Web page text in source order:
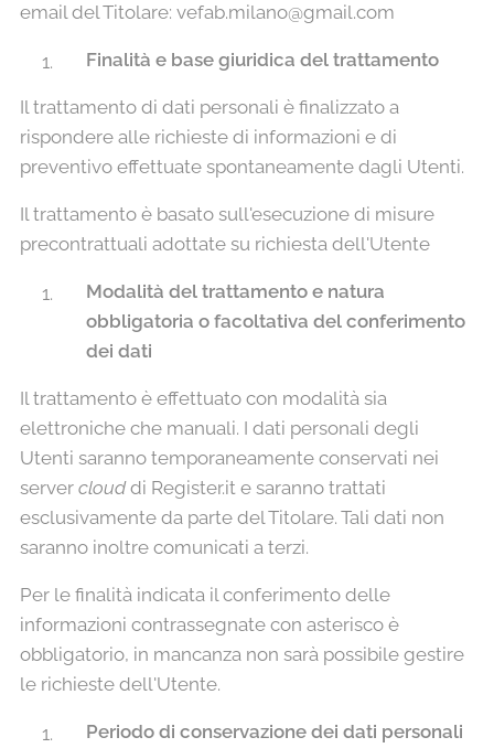
email del Titolare: vefab.milano@gmail.com
Finalità e base giuridica del trattamento
Il trattamento di dati personali è finalizzato a
rispondere alle richieste di informazioni e di
preventivo effettuate spontaneamente dagli Utenti.
Il trattamento è basato sull'esecuzione di misure
precontrattuali adottate su richiesta dell'Utente
Modalità del trattamento e natura
obbligatoria o facoltativa del conferimento
dei dati
Il trattamento è effettuato con modalità sia
elettroniche che manuali. I dati personali degli
Utenti saranno temporaneamente conservati nei
server clouddi Register.it e saranno trattati
esclusivamente da parte del Titolare. Tali dati non
saranno inoltre comunicati a terzi.
Per le finalità indicata il conferimento delle
informazioni contrassegnate con asterisco è
obbligatorio, in mancanza non sarà possibile gestire
le richieste dell'Utente.
Periodo di conservazione dei dati personali